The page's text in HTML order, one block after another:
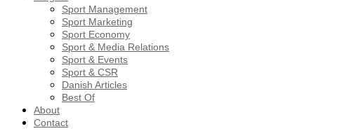
Sport Management
Sport Marketing
Sport Economy
Sport & Media Relations
Sport & Events
Sport & CSR
Danish Articles
Best Of
About
Contact